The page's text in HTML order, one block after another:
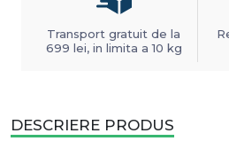
Transport gratuit de la
699 lei, in limita a 10 kg
DESCRIERE PRODUS